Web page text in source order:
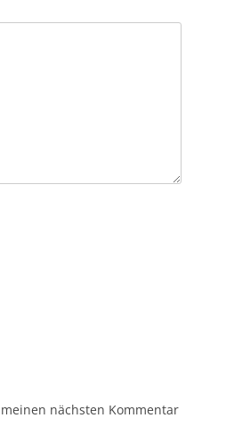
nächsten Kommentar